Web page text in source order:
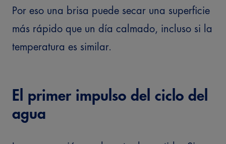
Por eso una brisa puede secar una superficie
más rápido que un día calmado, incluso si la
temperatura es similar.
El primer impulso del ciclo del
agua